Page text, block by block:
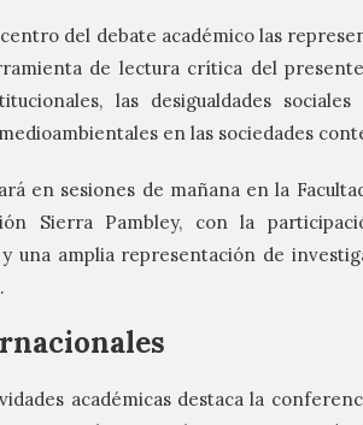
del debate académico las
de lectura crítica del
las desigualdades
en las sociedades
en sesiones de mañana en la
Sierra Pambley, con la
una amplia representación de
académicas destaca la